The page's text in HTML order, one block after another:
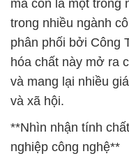
mà còn là một trong
trong nhiều ngành
phân phối bởi Công
hóa chất này mở ra
và mang lại nhiều
và xã hội.
**Nhìn nhận tính
nghiệp công nghệ**